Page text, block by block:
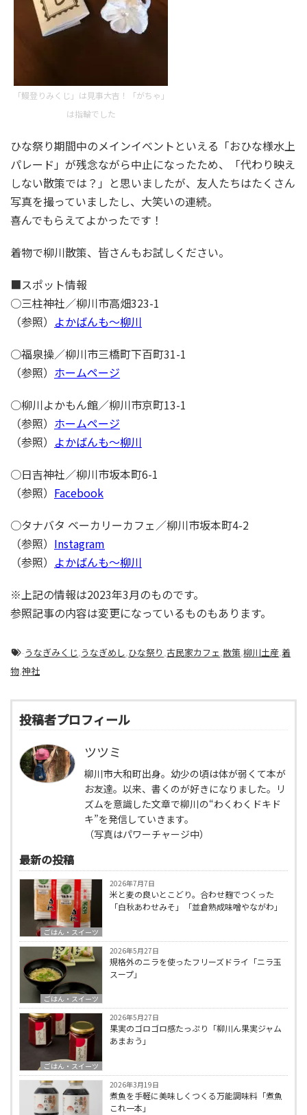
「鰻登りみくじ」は見事大吉！「がちゃ」
は指輪でした
ひな祭り期間中のメインイベントといえる「おひな様水上
パレード」が残念ながら中止になったため、「代わり映え
しない散策では？」と思いましたが、友人たちはたくさん
写真を撮っていましたし、大笑いの連続。
喜んでもらえてよかったです！
着物で柳川散策、皆さんもお試しください。
■スポット情報
○三柱神社／柳川市高畑323-1
（参照） よかばんも～柳川
○福泉操／柳川市三橋町下百町31-1
（参照） ホームページ
○柳川よかもん館／柳川市京町13-1
（参照） ホームページ
（参照） よかばんも～柳川
○日吉神社／柳川市坂本町6-1
（参照） Facebook
○タナバタ ベーカリーカフェ／柳川市坂本町4-2
（参照） Instagram
（参照） よかばんも～柳川
※上記の情報は2023年3月のものです。
参照記事の内容は変更になっているものもあります。
-うなぎみくじ,うなぎめし,ひな祭り ,古民家カフェ,散策,柳川土産,着
物,神社
投稿者プロフィール
ツツミ
柳川市大和町出身。幼少の頃は体が弱くて本が
お友達。以来、書くのが好きになりました。リ
ズムを意識した文章で柳川の“わくわくドキド
キ”を発信していきます。
（写真はパワーチャージ中）
最新の投稿
ごはん・スイーツ
2026年7月7日
米と麦の良いとこどり。合わせ麹でつくった
「白秋あわせみそ」「並倉熟成味噌やながわ」
ごはん・スイーツ
2026年5月27日
規格外のニラを使ったフリーズドライ「ニラ玉
スープ」
ごはん・スイーツ
2026年5月27日
果実のゴロゴロ感たっぷり「柳川ん果実ジャム
あまおう」
2026年3月19日
煮魚を手軽に美味しくつくる万能調味料「煮魚
これ一本」